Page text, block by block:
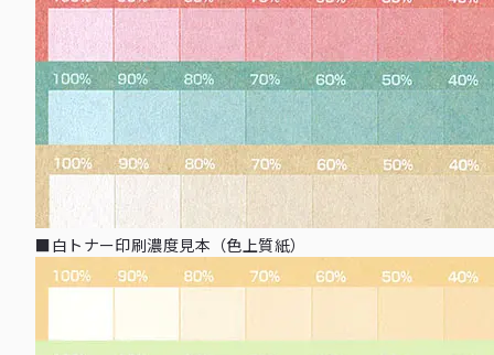
■白トナー印刷濃度見本（色上質紙）